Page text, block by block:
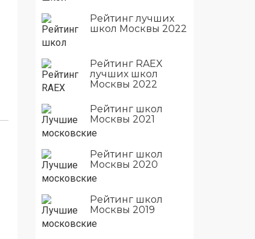
Рейтинг лучших
школ Москвы 2022
Рейтинг RAEX
лучших школ
Москвы 2022
Рейтинг школ
Москвы 2021
Рейтинг школ
Москвы 2020
Рейтинг школ
Москвы 2019